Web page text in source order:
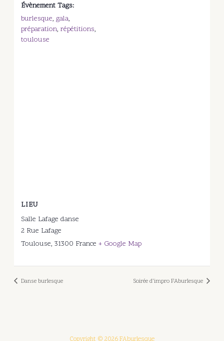
Évènement Tags:
burlesque,gala,
préparation,répétitions,
toulouse
LIEU
Salle Lafage danse
2 Rue Lafage
Toulouse, 31300 France + Google Map
Danse burlesque Soirée d’impro FAburlesque